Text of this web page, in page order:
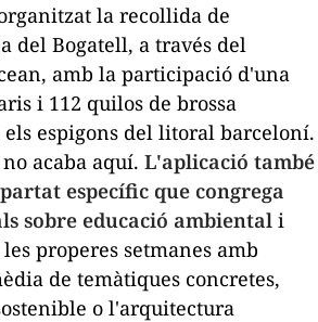
la recollida de
del Bogatell, a través del
, amb la participació d'una
i 112 quilos de brossa
espigons del litoral barceloní.
acaba aquí. L'aplicació també
específic que congrega
sobre educació ambiental i
properes setmanes amb
de temàtiques concretes,
o l'arquitectura